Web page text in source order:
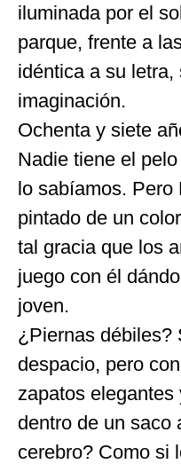
iluminada por el
parque, frente a
idéntica a su
imaginación.
Ochenta y siete
Nadie tiene el
lo sabíamos. Pero
pintado de un
tal gracia que los
juego con él
joven.
¿Piernas débiles?
despacio, pero
zapatos
dentro de un saco
cerebro? Como si